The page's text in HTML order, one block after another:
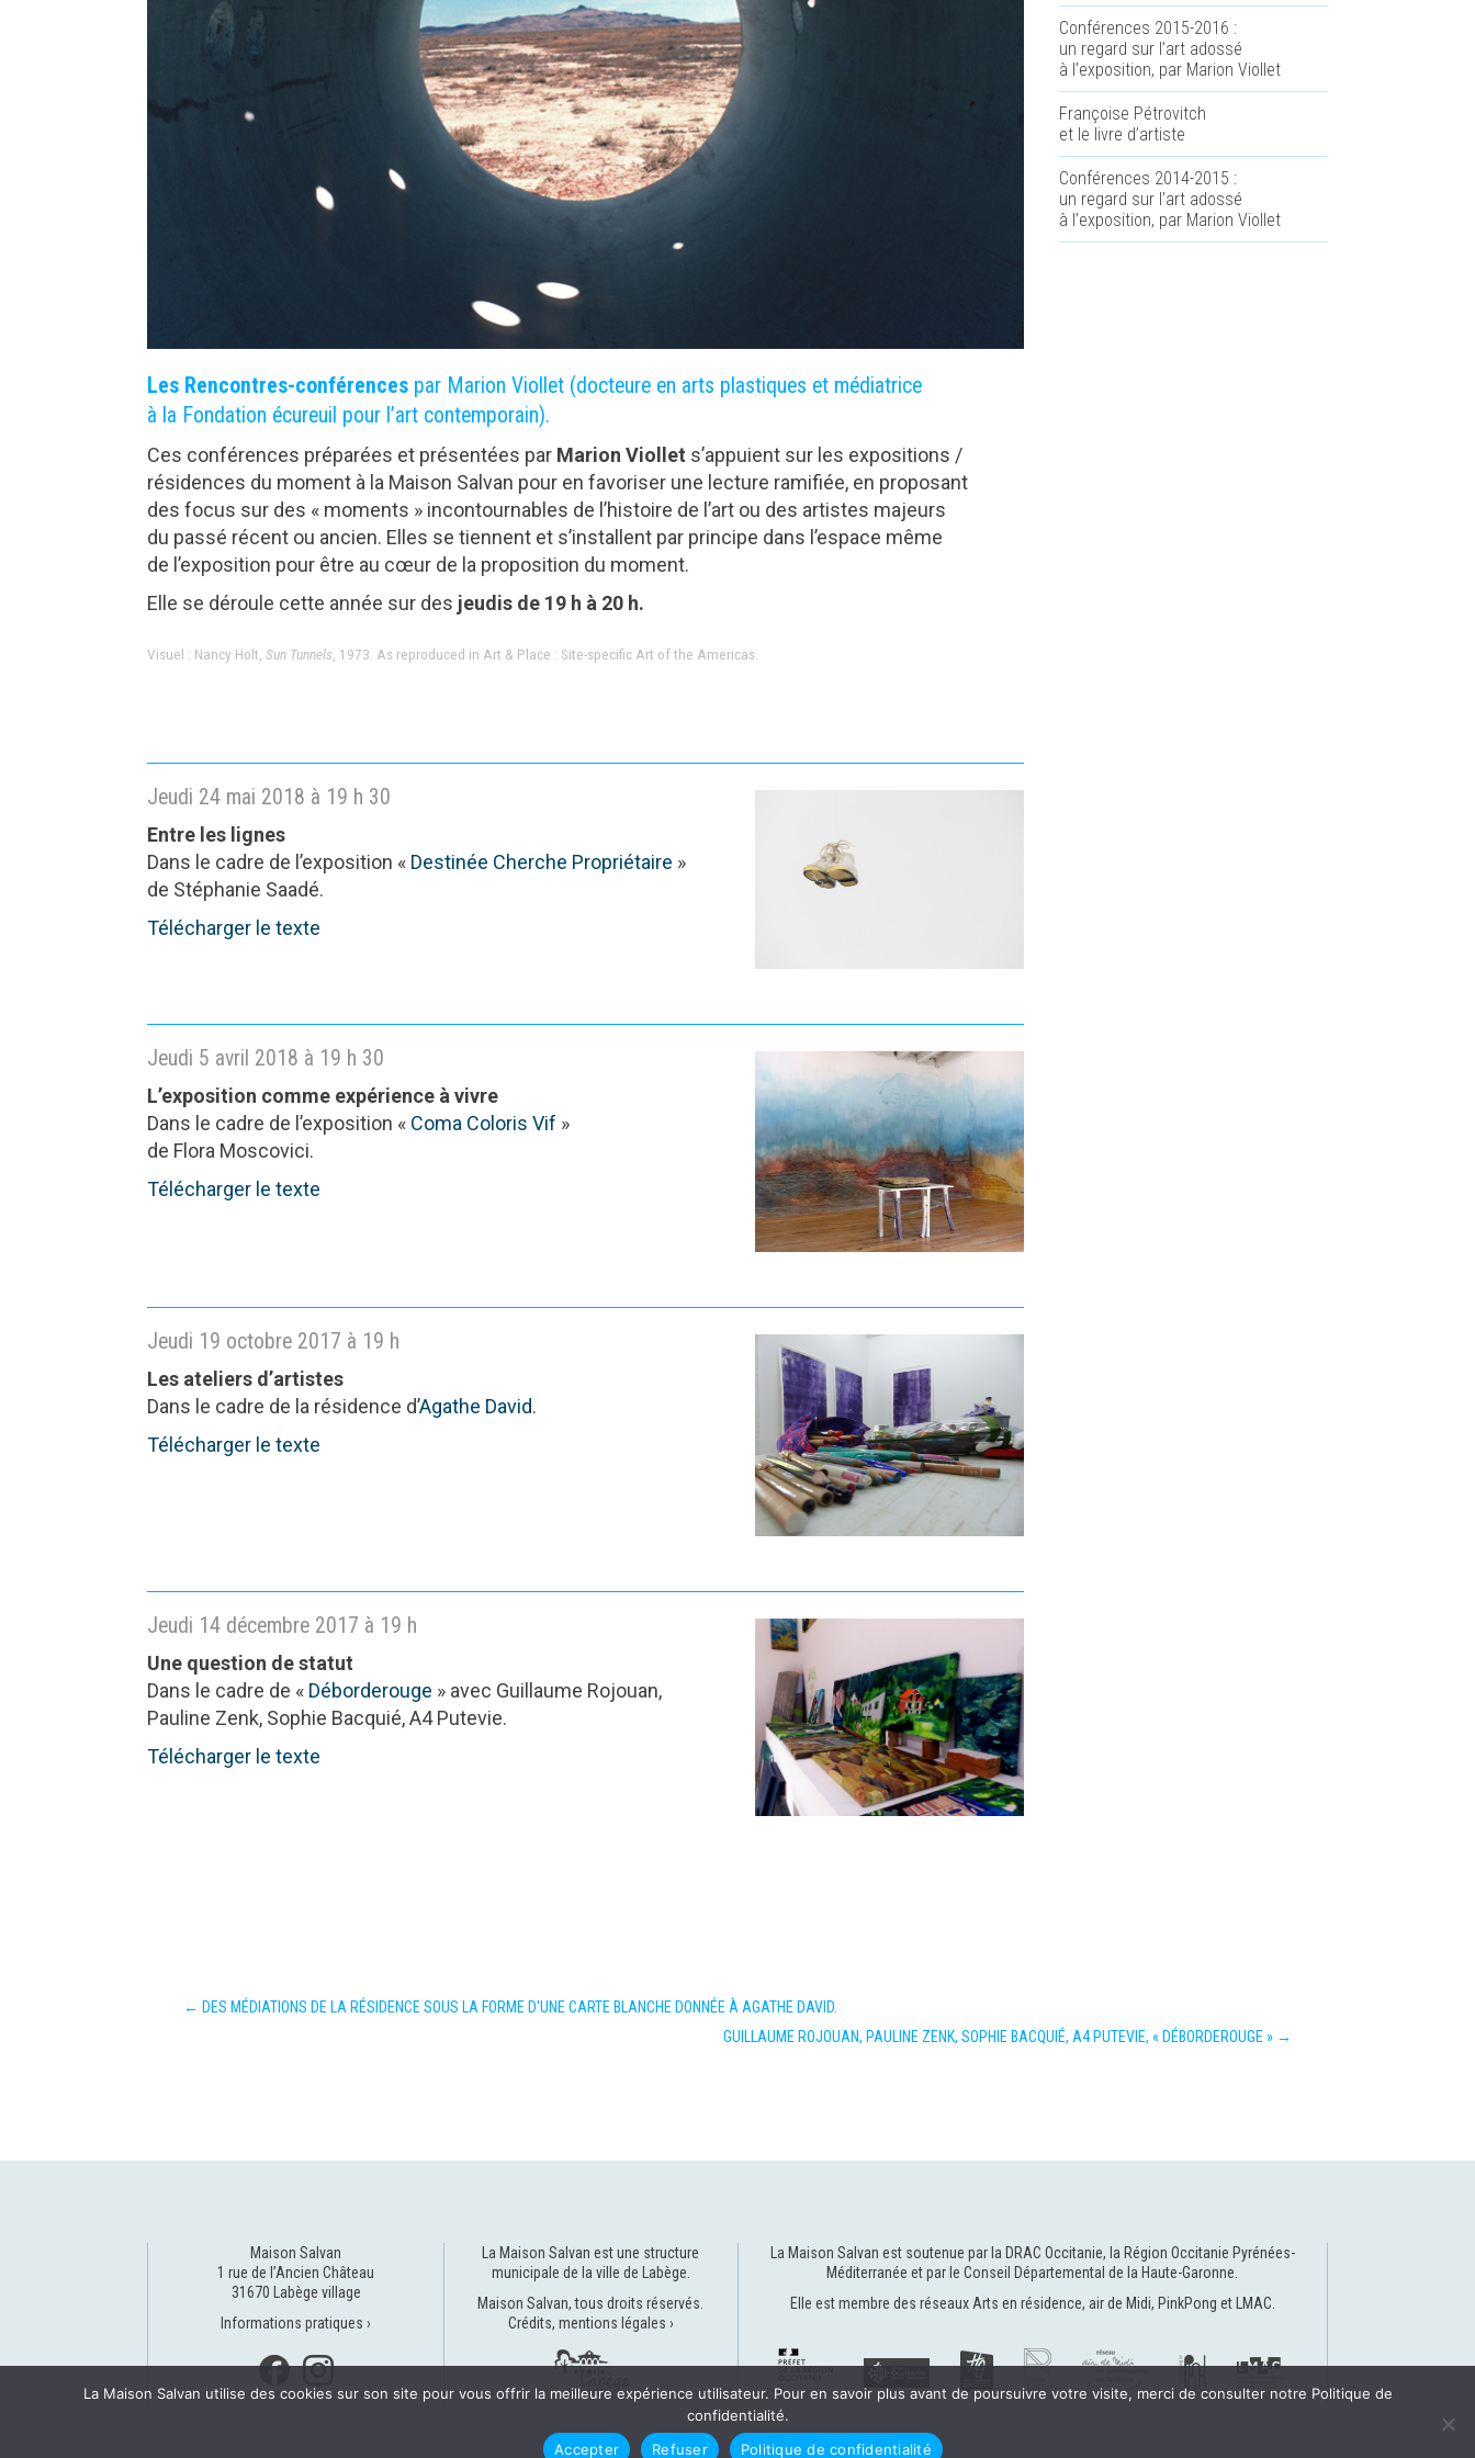
Les Rencontres-conférences par Marion Viollet (docteure en arts plastiques et médiatrice
à la Fondation écureuil pour l’art contemporain).
Ces conférences préparées et présentées par Marion Viollet s’appuient sur les expositions /
résidences du moment à la Maison Salvan pour en favoriser une lecture ramifiée, en proposant
des focus sur des « moments » incontournables de l’histoire de l’art ou des artistes majeurs
du passé récent ou ancien. Elles se tiennent et s’installent par principe dans l’espace même
de l’exposition pour être au cœur de la proposition du moment.
Elle se déroule cette année sur des jeudis de 19 h à 20 h.
Visuel : Nancy Holt,Sun Tunnels , 1973. As reproduced in Art & Place : Site-specific Art of the Americas.
Conférences 2015-2016 :
un regard sur l’art adossé
à l’exposition, par Marion Viollet
Françoise Pétrovitch
et le livre d’artiste
Conférences 2014-2015 :
un regard sur l’art adossé
à l’exposition, par Marion Viollet
Jeudi 24 mai 2018 à 19 h 30
Entre les lignes
Dans le cadre de l’exposition « Destinée Cherche Propriétaire »
de Stéphanie Saadé.
Télécharger le texte
Jeudi 5 avril 2018 à 19 h 30
L’exposition comme expérience à vivre
Dans le cadre de l’exposition « Coma Coloris Vif »
de Flora Moscovici.
Télécharger le texte
Jeudi 19 octobre 2017 à 19 h
Les ateliers d’artistes
Dans le cadre de la résidence d’Agathe David.
Télécharger le texte
Jeudi 14 décembre 2017 à 19 h
Une question de statut
Dans le cadre de « Déborderouge » avec Guillaume Rojouan,
Pauline Zenk, Sophie Bacquié, A4 Putevie.
Télécharger le texte
← DES MÉDIATIONS DE LA RÉSIDENCE SOUS LA FORME D'UNE CARTE BLANCHE DONNÉE À AGATHE DAVID.
GUILLAUME ROJOUAN, PAULINE ZENK, SOPHIE BACQUIÉ, A4 PUTEVIE, « DÉBORDEROUGE » →
Maison Salvan
1 rue de l’Ancien Château
31670 Labège village
Informations pratiques ›
La Maison Salvan est une structure
municipale de la ville de Labège
Maison Salvan, tous droits réservés.
Crédits, mentions légales ›
La Maison Salvan est soutenue par la DRAC Occitanie, la Région Occitanie Pyrénées-
Méditerranée et par leConseil Départemental de la Haute-Garonne
Elle est membre des réseaux Arts en résidence, air de Midi, PinkPong et LMAC
La Maison Salvan utilise des cookies sur son site pour vous offrir la meilleure expérience utilisateur. Pour en savoir plus avant de poursuivre votre visite, merci de consulter notre Politique de
confidentialité.
Accepter
Refuser Politique de confidentialité